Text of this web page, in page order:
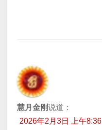
慧月金刚说道：
2026年2月3日 上午8:36